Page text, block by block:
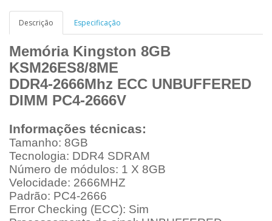
Descrição Especificação
Memória Kingston 8GB
KSM26ES8/8ME
DDR4-2666Mhz ECC UNBUFFERED
DIMM PC4-2666V
Informações técnicas:
Tamanho: 8GB
Tecnologia: DDR4 SDRAM
Número de módulos: 1 X 8GB
Velocidade: 2666MHZ
Padrão: PC4-2666
Error Checking (ECC): Sim